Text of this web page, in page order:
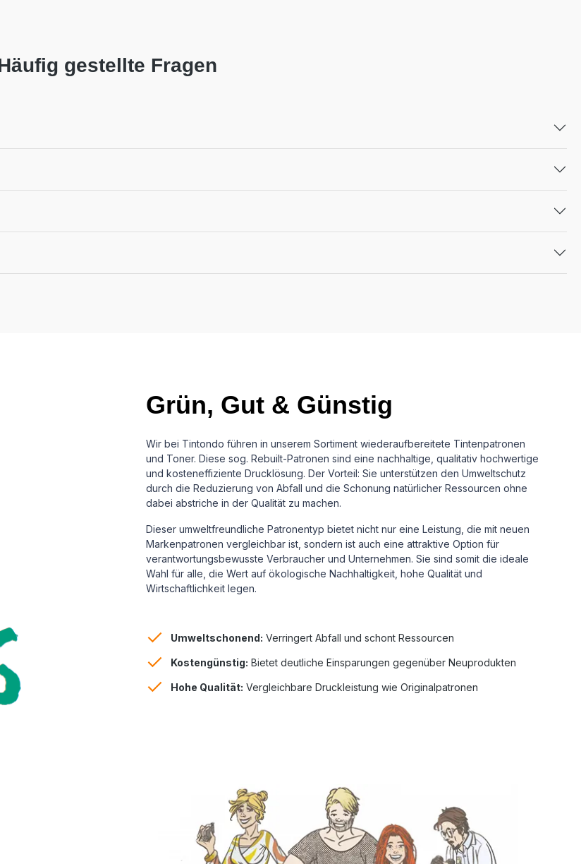
gestellte Fragen
Grün, Gut & Günstig
Wir bei Tintondo führen in unserem Sortiment wiederaufbereitete Tintenpatronen
und Toner. Diese sog. Rebuilt-Patronen sind eine nachhaltige, qualitativ hochwertige
und kosteneffiziente Drucklösung. Der Vorteil: Sie unterstützen den Umweltschutz
durch die Reduzierung von Abfall und die Schonung natürlicher Ressourcen ohne
dabei abstriche in der Qualität zu machen.
Dieser umweltfreundliche Patronentyp bietet nicht nur eine Leistung, die mit neuen
Markenpatronen vergleichbar ist, sondern ist auch eine attraktive Option für
verantwortungsbewusste Verbraucher und Unternehmen. Sie sind somit die ideale
Wahl für alle, die Wert auf ökologische Nachhaltigkeit, hohe Qualität und
Wirtschaftlichkeit legen.
Umweltschonend: Verringert Abfall und schont Ressourcen
Kostengünstig: Bietet deutliche Einsparungen gegenüber Neuprodukten
Hohe Qualität: Vergleichbare Druckleistung wie Originalpatronen